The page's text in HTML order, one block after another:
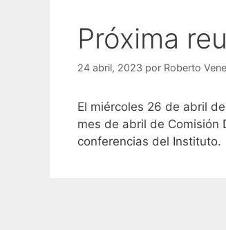
Próxima
24 abril, 2023 por Roberto
El miércoles 26 de abril
mes de abril de Comisión
conferencias del Instituto.